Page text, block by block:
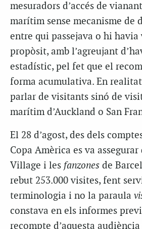
mesuradors d’accés de
marítim sense mecanisme de
entre qui passejava o hi
propòsit, amb l’agreujant
estadístic, pel fet que el
forma acumulativa. En
parlar de visitants sinó de
marítim d’Auckland o San
El 28 d’agost, des dels
Copa Amèrica es va assegurar
Village i les fanzones de
rebut 253.000 visites, fent
terminologia i no la paraula
constava en els informes
recompte d’aquesta